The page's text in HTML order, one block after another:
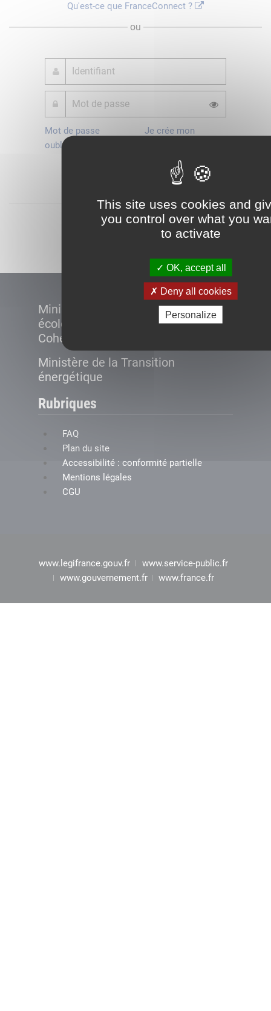
This site uses cookies and
you control over what you
to activate
OK, accept all
Deny all cookies
Personalize
Qu'est-ce que FranceConnect ?
ou
Mot de passe
oublié ?
Je crée mon
Démarrer
Ministère de la Transition
écologique et de la
Cohésion des territoires
Ministère de la Transition
énergétique
Rubriques
FAQ
Plan du site
Accessibilité : conformité partielle
Mentions légales
CGU
www.legifrance.gouv.fr
www.service-public.fr
www.gouvernement.fr
www.france.fr